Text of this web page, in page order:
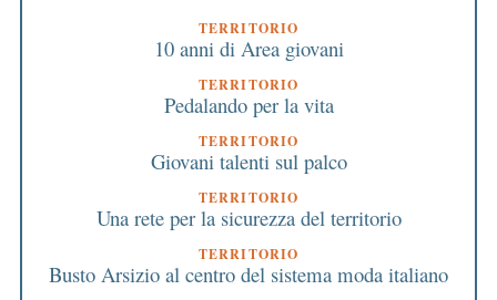
TERRITORIO
10 anni di Area giovani
TERRITORIO
Pedalando per la vita
TERRITORIO
Giovani talenti sul palco
TERRITORIO
Una rete per la sicurezza del territorio
TERRITORIO
Busto Arsizio al centro del sistema moda italiano